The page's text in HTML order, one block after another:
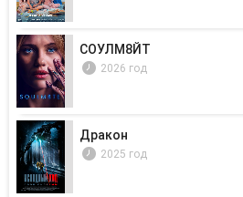
СОУЛМ8ЙТ
2026 год
Дракон
2025 год